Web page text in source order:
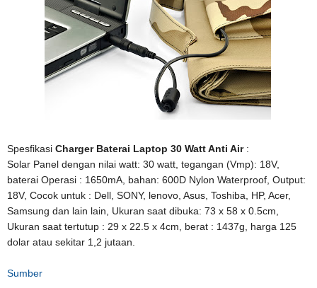
Spesfikasi Charger Baterai Laptop 30 Watt Anti Air:
Solar Panel dengan nilai watt: 30 watt, tegangan (Vmp): 18V,
baterai Operasi : 1650mA, bahan: 600D Nylon Waterproof, Output:
18V, Cocok untuk : Dell, SONY, lenovo, Asus, Toshiba, HP, Acer,
Samsung dan lain lain, Ukuran saat dibuka: 73 x 58 x 0.5cm,
Ukuran saat tertutup : 29 x 22.5 x 4cm, berat : 1437g, harga 125
dolar atau sekitar 1,2 jutaan.
Sumber